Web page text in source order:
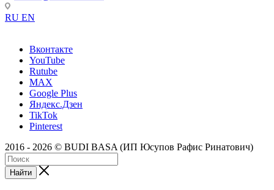
RU EN
Вконтакте
YouTube
Rutube
MAX
Google Plus
Яндекс.Дзен
TikTok
Pinterest
2016 - 2026 © BUDI BASA (ИП Юсупов Рафис Ринатович)
Найти